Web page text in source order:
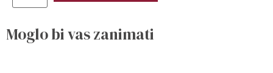
Moglo bi vas zanimati